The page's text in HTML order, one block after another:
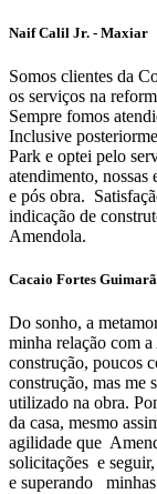
Naif Calil Jr. - Maxiar
Somos clientes da
os serviços na
Sempre fomos
Inclusive
Park e optei pelo
atendimento, nossas
e pós obra.
indicação de
Amendola.
Cacaio Fortes
Do sonho, a
minha relação com
construção, poucos
construção, mas me
utilizado na obra.
da casa, mesmo
agilidade que
solicitações e
e superando